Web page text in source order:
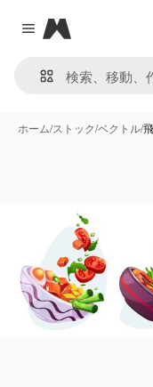
Close menu
Magnific
ホーム/ストック/ベクトル/